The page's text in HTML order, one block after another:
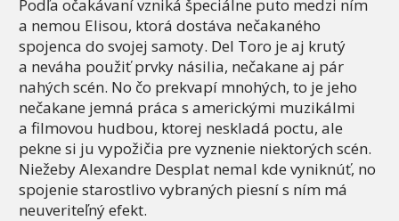
Podľa očakávaní vzniká špeciálne puto medzi ním
a nemou Elisou, ktorá dostáva nečakaného
spojenca do svojej samoty. Del Toro je aj krutý
a neváha použiť prvky násilia, nečakane aj pár
nahých scén. No čo prekvapí mnohých, to je jeho
nečakane jemná práca s americkými muzikálmi
a filmovou hudbou, ktorej neskladá poctu, ale
pekne si ju vypožičia pre vyznenie niektorých scén.
Niežeby Alexandre Desplat nemal kde vyniknúť, no
spojenie starostlivo vybraných piesní s ním má
neuveriteľný efekt.